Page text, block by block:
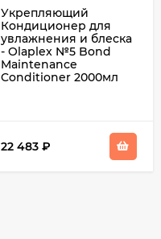
Укрепляющий
Кондиционер для
увлажнения и блеска
- Olaplex №5 Bond
Maintenance
Conditioner 2000мл
22 483 ₽